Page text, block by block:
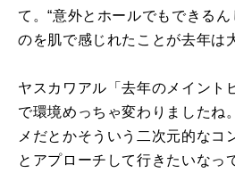
て。“意外とホールでもできるん
のを肌で感じれたことが去年は
ヤスカワアル「去年のメイント
で環境めっちゃ変わりましたね
メだとかそういう二次元的なコ
とアプローチして行きたいなっ